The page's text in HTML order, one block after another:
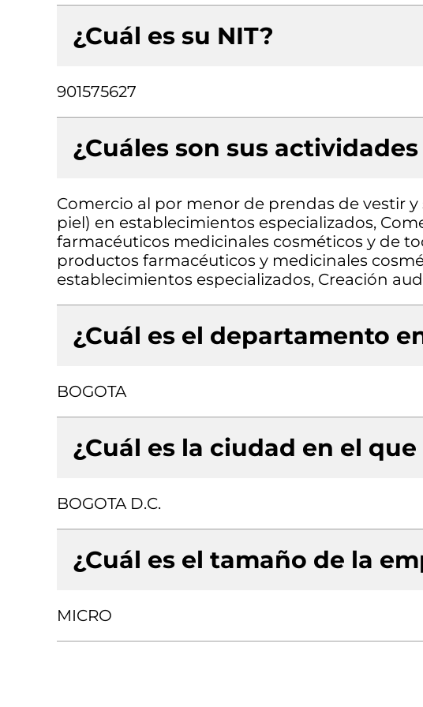
¿Cuál es su NIT?
901575627
¿Cuáles son sus
Comercio al por menor de prendas de vestir
piel) en establecimientos especializados,
farmacéuticos medicinales cosméticos y de
productos farmacéuticos y medicinales
establecimientos especializados, Creación
¿Cuál es el departamento
BOGOTA
¿Cuál es la ciudad en el
BOGOTA D.C.
¿Cuál es el tamaño de la
MICRO